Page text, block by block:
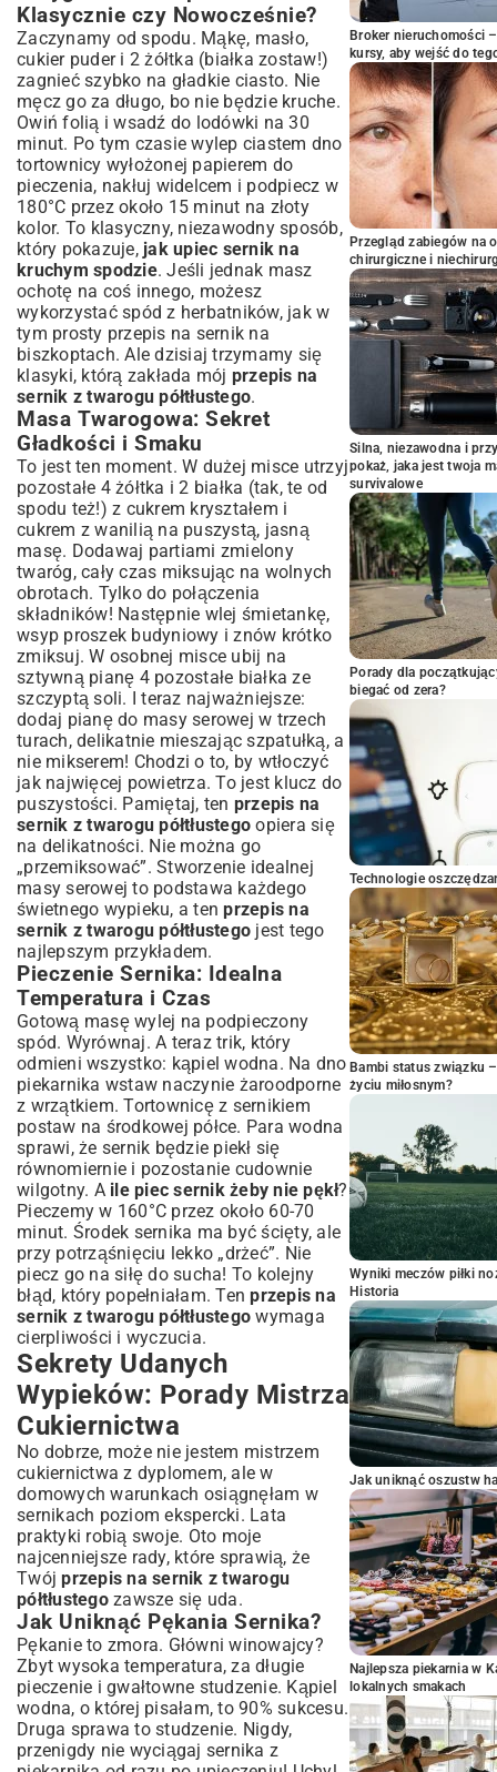
Klasycznie czy Nowocześnie?
Zaczynamy od spodu. Mąkę, masło,
cukier puder i 2 żółtka (białka zostaw!)
zagnieć szybko na gładkie ciasto. Nie
męcz go za długo, bo nie będzie kruche.
Owiń folią i wsadź do lodówki na 30
minut. Po tym czasie wylep ciastem dno
tortownicy wyłożonej papierem do
pieczenia, nakłuj widelcem i podpiecz w
180°C przez około 15 minut na złoty
kolor. To klasyczny, niezawodny sposób,
który pokazuje, jak upiec sernik na
kruchym spodzie. Jeśli jednak masz
ochotę na coś innego, możesz
wykorzystać spód z herbatników, jak w
tym prosty przepis na sernik na
biszkoptach. Ale dzisiaj trzymamy się
klasyki, którą zakłada mój przepis na
sernik z twarogu półtłustego.
Masa Twarogowa: Sekret
Gładkości i Smaku
To jest ten moment. W dużej misce utrzyj
pozostałe 4 żółtka i 2 białka (tak, te od
spodu też!) z cukrem kryształem i
cukrem z wanilią na puszystą, jasną
masę. Dodawaj partiami zmielony
twaróg, cały czas miksując na wolnych
obrotach. Tylko do połączenia
składników! Następnie wlej śmietankę,
wsyp proszek budyniowy i znów krótko
zmiksuj. W osobnej misce ubij na
sztywną pianę 4 pozostałe białka ze
szczyptą soli. I teraz najważniejsze:
dodaj pianę do masy serowej w trzech
turach, delikatnie mieszając szpatułką, a
nie mikserem! Chodzi o to, by wtłoczyć
jak najwięcej powietrza. To jest klucz do
puszystości. Pamiętaj, ten przepis na
sernik z twarogu półtłustego opiera się
na delikatności. Nie można go
„przemiksować”. Stworzenie idealnej
masy serowej to podstawa każdego
świetnego wypieku, a tenprzepis na
sernik z twarogu półtłustego jest tego
najlepszym przykładem.
Pieczenie Sernika: Idealna
Temperatura i Czas
Gotową masę wylej na podpieczony
spód. Wyrównaj. A teraz trik, który
odmieni wszystko: kąpiel wodna. Na dno
piekarnika wstaw naczynie żaroodporne
z wrzątkiem. Tortownicę z sernikiem
postaw na środkowej półce. Para wodna
sprawi, że sernik będzie piekł się
równomiernie i pozostanie cudownie
wilgotny. A ile piec sernik żeby nie pękł?
Pieczemy w 160°C przez około 60-70
minut. Środek sernika ma być ścięty, ale
przy potrząśnięciu lekko „drżeć”. Nie
piecz go na siłę do sucha! To kolejny
błąd, który popełniałam. Tenprzepis na
sernik z twarogu półtłustego wymaga
cierpliwości i wyczucia.
Sekrety Udanych
Wypieków: Porady Mistrza
Cukiernictwa
No dobrze, może nie jestem mistrzem
cukiernictwa z dyplomem, ale w
domowych warunkach osiągnęłam w
sernikach poziom ekspercki. Lata
praktyki robią swoje. Oto moje
najcenniejsze rady, które sprawią, że
Twójprzepis na sernik z twarogu
półtłustegozawsze się uda.
Jak Uniknąć Pękania Sernika?
Pękanie to zmora. Główni winowajcy?
Zbyt wysoka temperatura, za długie
pieczenie i gwałtowne studzenie. Kąpiel
wodna, o której pisałam, to 90% sukcesu.
Druga sprawa to studzenie. Nigdy,
przenigdy nie wyciągaj sernika z
Broker nieruchomości
kursy, aby wejść do
Przegląd zabiegów na
chirurgiczne i
Silna, niezawodna i
pokaż, jaka jest twoja
survivalowe
Porady dla
biegać od zera?
Technologie
Bambi status związku
życiu miłosnym?
Wyniki meczów piłki
Historia
Jak uniknąć oszustw
Najlepsza piekarnia w
lokalnych smakach